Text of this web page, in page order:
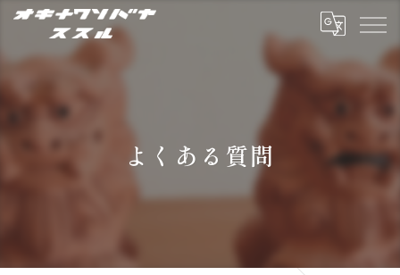
よくある質問